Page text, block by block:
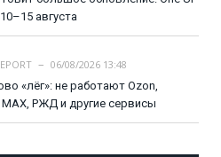
августа
06/08/2026 13:48
«лёг»: не работают Ozon,
РЖД и другие сервисы